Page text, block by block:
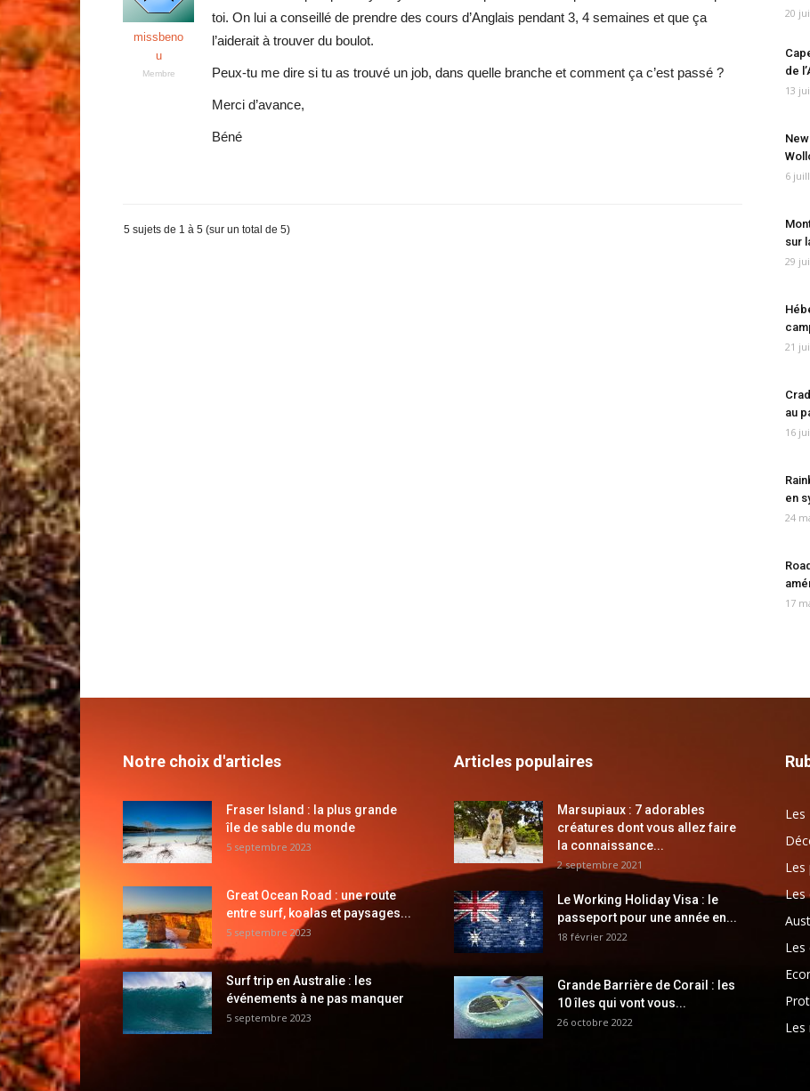
missbeno
u
Membre
toi. On lui a conseillé de prendre des cours d’Anglais pendant 3, 4 semaines et que ça
l’aiderait à trouver du boulot.
Peux-tu me dire si tu as trouvé un job, dans quelle branche et comment ça c’est passé ?
Merci d’avance,
Béné
5 sujets de 1 à 5 (sur un total de 5)
20
de
13
6
sur
29
21
au
16
en
24
17
Notre choix d'articles
Fraser Island : la plus grande
île de sable du monde
5 septembre 2023
Great Ocean Road : une route
entre surf, koalas et paysages...
5 septembre 2023
Surf trip en Australie : les
événements à ne pas manquer
5 septembre 2023
Articles populaires
Marsupiaux : 7 adorables
créatures dont vous allez faire
la connaissance...
2 septembre 2021
Le Working Holiday Visa : le
passeport pour une année en...
18 février 2022
Grande Barrière de Corail : les
10 îles qui vont vous...
26 octobre 2022
Les
Les
Les
Les
Les